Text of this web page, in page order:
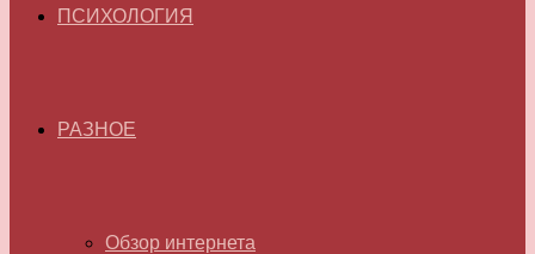
ПСИХОЛОГИЯ
РАЗНОЕ
Обзор интернета